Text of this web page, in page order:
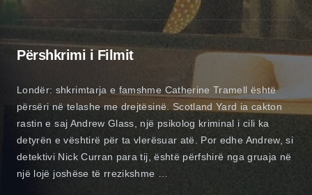
Përshkrimi i Filmit
Londër: shkrimtarja e famshme Catherine Tramell është
përsëri në telashe me drejtësinë. Scotland Yard ia cakton
rastin e saj Andrew Glass, një psikolog kriminal i cili ka
detyrën e vështirë për ta vlerësuar atë. Por edhe Andrew, si
detektivi Nick Curran para tij, është përfshirë nga gruaja në
një lojë joshëse të rrezikshme …